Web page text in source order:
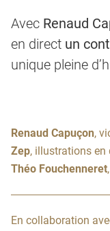
Avec Renaud
en direct un
unique pleine
Renaud Capuçon,
Zep, illustrations en
Théo Fouchenneret
En collaboration